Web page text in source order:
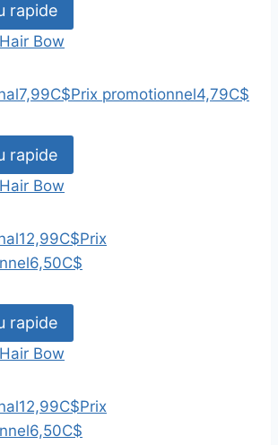
rapide
Bow
7,99C$Prix promotionnel4,79C$
rapide
Bow
12,99C$Prix
6,50C$
rapide
Bow
12,99C$Prix
6,50C$